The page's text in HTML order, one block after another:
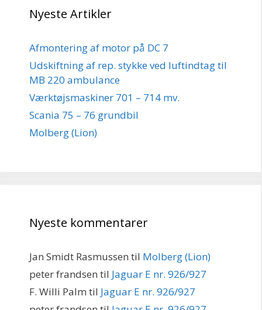
Nyeste Artikler
Afmontering af motor på DC 7
Udskiftning af rep. stykke ved luftindtag til
MB 220 ambulance
Værktøjsmaskiner 701 – 714 mv.
Scania 75 – 76 grundbil
Molberg (Lion)
Nyeste kommentarer
Jan Smidt Rasmussen til Molberg (Lion)
peter frandsen til Jaguar E nr. 926/927
F. Willi Palm til Jaguar E nr. 926/927